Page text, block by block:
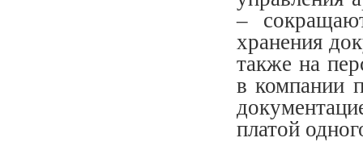
–
хранения
также на
в компании
платой